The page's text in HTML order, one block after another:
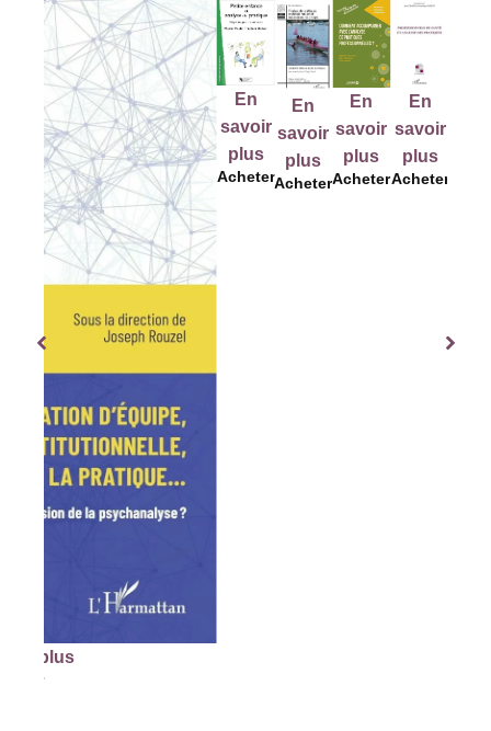
En
savoir
plus
Acheter
En
savoir
plus
Acheter
En
savoir
plus
Acheter
En
savoir
plus
Acheter
En
savoir
plus
Acheter